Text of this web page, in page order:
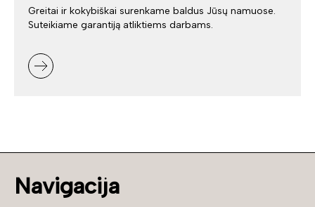
Greitai ir kokybiškai surenkame baldus Jūsų namuose.
Suteikiame garantiją atliktiems darbams.
Navigacija